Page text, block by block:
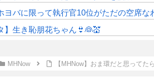
ヨバに限って執行官10位がただの空席な
】生き恥朋花ちゃん👙👰💒
MHNow 【MHNow】おま環だと思ってた